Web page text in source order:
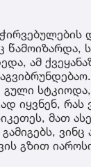
წამოიზარდა,
ამ
იყვნენ, რას
მათ
გამიგებს,
გზით